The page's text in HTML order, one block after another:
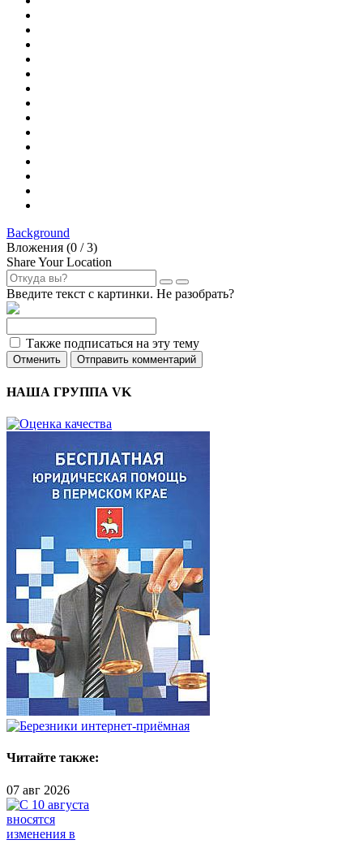
Background
Вложения (0 / 3)
Share Your Location
Введите текст с картинки. Не разобрать?
Также подписаться на эту тему
Отменить Отправить комментарий
НАША ГРУППА VK
Читайте также:
07 авг 2026